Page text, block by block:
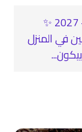
جليسة المسنين في المنزل لعام 2026 – 2027 ✨
في المنزل